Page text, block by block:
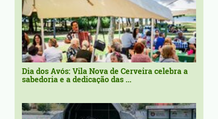
Dia dos Avós: Vila Nova de Cerveira celebra a
sabedoria e a dedicação das ...